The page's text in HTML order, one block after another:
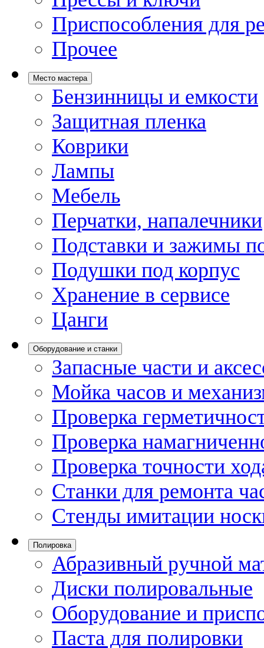
Приспособления для
Прочее
Место мастера
Бензинницы и емкости
Защитная пленка
Коврики
Лампы
Мебель
Перчатки, напалечники
Подставки и зажимы
Подушки под корпус
Хранение в сервисе
Цанги
Оборудование и станки
Запасные части и
Мойка часов и
Проверка
Проверка
Проверка точности
Станки для ремонта
Стенды имитации
Полировка
Абразивный ручной
Диски полировальные
Оборудование и
Паста для полировки